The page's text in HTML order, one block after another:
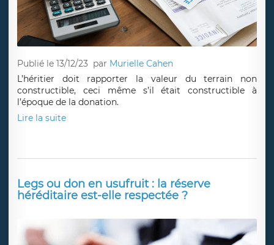
Publié le 13/12/23 par Murielle Cahen
L’héritier doit rapporter la valeur du terrain non
constructible, ceci même s’il était constructible à
l’époque de la donation.
Lire la suite
Legs ou don en usufruit : la réserve
héréditaire est-elle respectée ?